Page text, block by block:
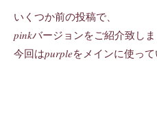
いくつか前の投稿で、
𝑝𝑖𝑛𝑘バージョンをご紹介致し
今回は𝑝𝑢𝑟𝑝𝑙𝑒をメインに使っ